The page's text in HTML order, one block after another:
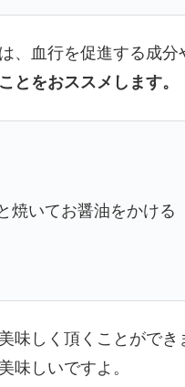
、血行を促進する成分
とをおススメします。
焼いてお醤油をかける
味しく頂くことができ
味しいですよ。